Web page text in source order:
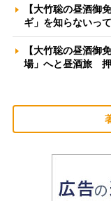
【大竹聡の昼酒御
ギ」を知らない
【大竹聡の昼酒御
場」へと昼酒旅